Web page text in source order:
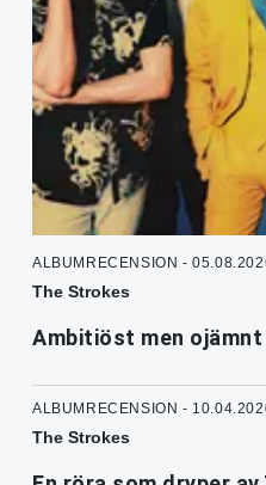
ALBUMRECENSION -
The Strokes
Ambitiöst men ojämnt
ALBUMRECENSION -
The Strokes